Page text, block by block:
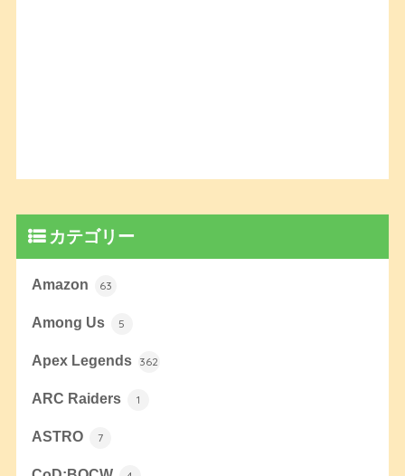
カテゴリー
Amazon 63
Among Us 5
Apex Legends 362
ARC Raiders 1
ASTRO 7